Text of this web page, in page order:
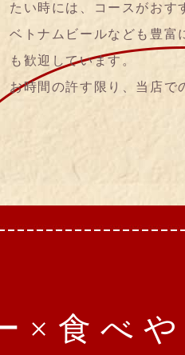
たい時には、コースがおす
ベトナムビールなども豊富
も歓迎しています。
お時間の許す限り、当店で
×食べ